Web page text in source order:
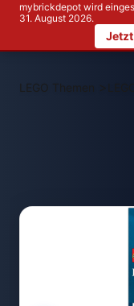
mybrickdepot wird
31. August 2026.
LEGO Themen >